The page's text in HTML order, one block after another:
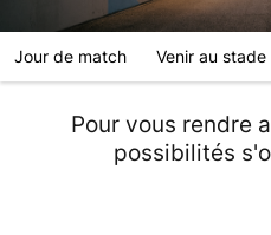
Jour de match Venir au stade
Pour vous rendre
possibilités